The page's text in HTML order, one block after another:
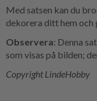
Med satsen kan du
dekorera ditt hem och
Observera: Denna
som visas på bilden;
Copyright LindeHobby